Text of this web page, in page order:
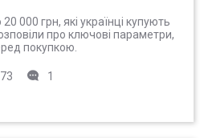
000 грн, які українці купують
про ключові параметри,
покупкою.
1